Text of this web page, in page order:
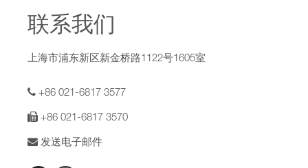
联系我们
上海市浦东新区新金桥路1122号1605室
+86 021-6817 3577
+86 021-6817 3570
发送电子邮件